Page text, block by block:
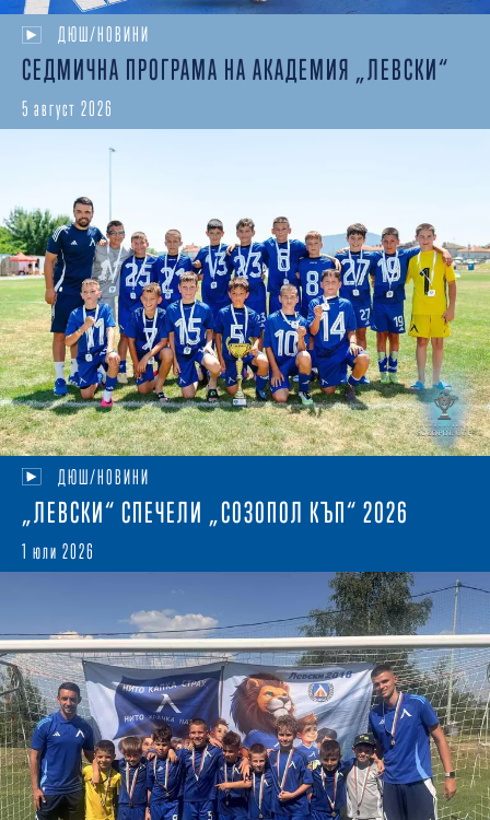
ДЮШ/НОВИНИ
СЕДМИЧНА ПРОГРАМА НА АКАДЕМИЯ „ЛЕВСКИ“
5 август 2026
ДЮШ/НОВИНИ
„ЛЕВСКИ“ СПЕЧЕЛИ „СОЗОПОЛ КЪП“ 2026
1 юли 2026